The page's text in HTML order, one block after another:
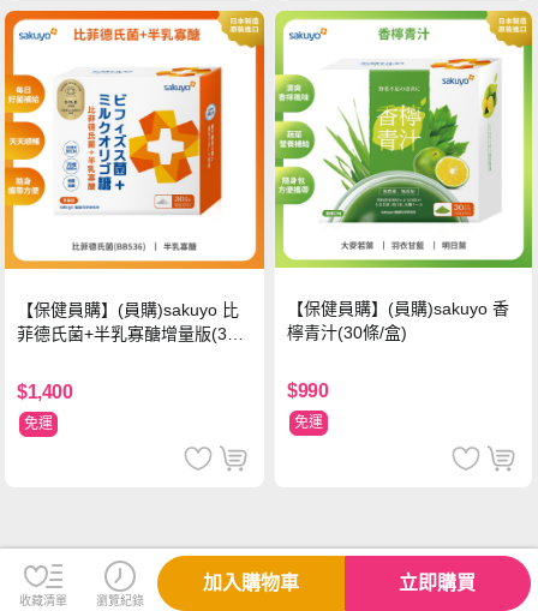
【保健員購】(員購)sakuyo 比
菲德氏菌+半乳寡醣增量版(30
$1,400
免運
【保健員購】(員購)sakuyo 香
檸青汁(30條/盒)
$990
免運
收藏清單 瀏覽紀錄
加入購物車 立即購買